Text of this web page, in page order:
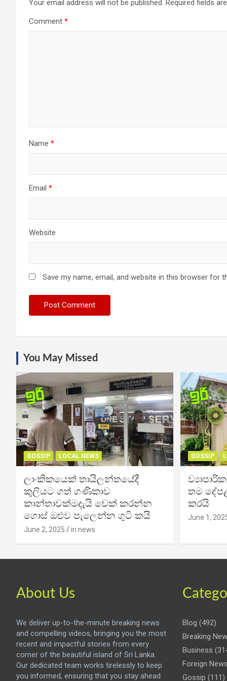
Your email address will not be published. Required fields
Comment *
Name *
Email *
Website
Save my name, email, and website in this browser for
You May Missed
GOSSIP LOCAL NEWS
ලාංකිකයෙක් තායිලන්තයේදී
කුලියට ගත් ගණිකාව
කාන්තාවක්මදැයි චෙක් කරන්න
ගොස් ඔළුව පැලෙන්න ගුටි කයි
June 2, 2025 iri news
GOSSIP
තම
කරයි
June 1,
About Us
We deliver up-to-the-minute breaking news
and compelling videos, bringing you the most
recent and impactful stories from every
corner of the beautiful island of Sri Lanka.
Our dedicated team works tirelessly to keep
you informed, ensuring that you stay ahead
Blog (492)
Breaking
Business
Foreign News
Gossip (111)